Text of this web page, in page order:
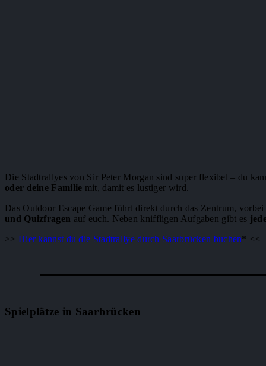
Die Stadtrallyes von Sir Peter Morgan sind super flexibel – du
oder deine Familie mit, damit es lustiger wird.
Das Outdoor Escape Game führt direkt durch das Zentrum,
und Quizfragen auf euch. Neben kniffligen Aufgaben gibt es
>> Hier kannst du die Stadtrallye durch Saarbrücken buchen* <<
Spielplätze in Saarbrücken